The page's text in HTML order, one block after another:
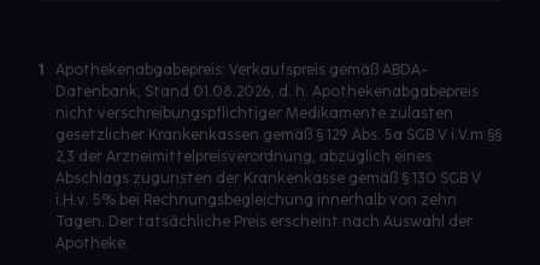
1
Apothekenabgabepreis: Verkaufspreis gemäß ABDA-
Datenbank, Stand 01.08.2026, d. h. Apothekenabgabepreis
nicht verschreibungspflichtiger Medikamente zulasten
gesetzlicher Krankenkassen gemäß § 129 Abs. 5a SGB V i.V.m §§
2,3 der Arzneimittelpreisverordnung, abzüglich eines
Abschlags zugunsten der Krankenkasse gemäß § 130 SGB V
i.H.v. 5% bei Rechnungsbegleichung innerhalb von zehn
Tagen. Der tatsächliche Preis erscheint nach Auswahl der
Apotheke.